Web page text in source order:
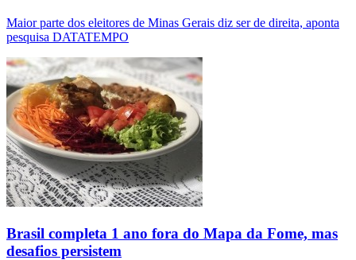
Maior parte dos eleitores de Minas Gerais diz ser de direita, aponta
pesquisa DATATEMPO
Brasil completa 1 ano fora do Mapa da Fome, mas
desafios persistem